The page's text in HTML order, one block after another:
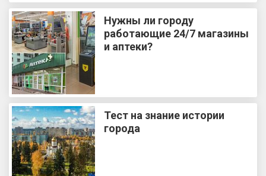
Нужны ли городу
работающие 24/7 магазины
и аптеки?
Тест на знание истории
города